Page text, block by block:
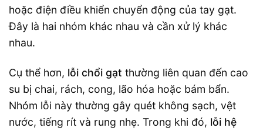
hoặc điện điều khiển chuyển động của tay gạt.
Đây là hai nhóm khác nhau và cần xử lý khác
nhau.
Cụ thể hơn, lỗi chổi gạt thường liên quan đến cao
su bị chai, rách, cong, lão hóa hoặc bám bẩn.
Nhóm lỗi này thường gây quét không sạch, vệt
nước, tiếng rít và rung nhẹ. Trong khi đó, lỗi hệ